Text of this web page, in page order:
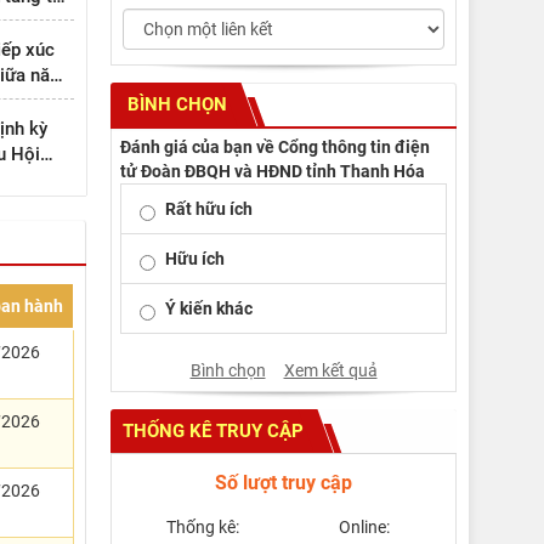
thành
xúc
năm
kỳ
Hội
hành
BÌNH CHỌN
Đánh giá của bạn về Cổng thông tin điện
tử Đoàn ĐBQH và HĐND tỉnh Thanh Hóa
Rất hữu ích
Hữu ích
Ý kiến khác
Bình chọn Xem kết quả
THỐNG KÊ TRUY CẬP
Số lượt truy cập
Thống kê: Online: